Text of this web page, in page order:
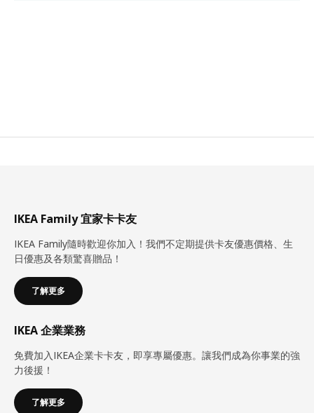
IKEA Family 宜家卡卡友
IKEA Family隨時歡迎你加入！我們不定期提供卡友優惠價格、生
日優惠及各類驚喜贈品！
了解更多
IKEA 企業業務
免費加入IKEA企業卡卡友，即享專屬優惠。讓我們成為你事業的強
力後援！
了解更多